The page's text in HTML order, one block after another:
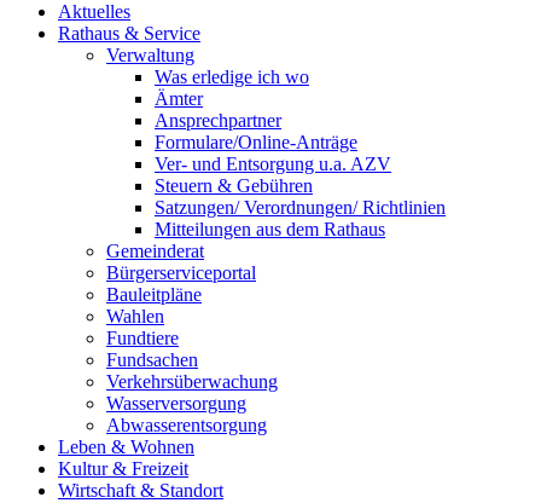
Aktuelles
Rathaus & Service
Verwaltung
Was erledige ich wo
Ämter
Ansprechpartner
Formulare/Online-Anträge
Ver- und Entsorgung u.a. AZV
Steuern & Gebühren
Satzungen/ Verordnungen/ Richtlinien
Mitteilungen aus dem Rathaus
Gemeinderat
Bürgerserviceportal
Bauleitpläne
Wahlen
Fundtiere
Fundsachen
Verkehrsüberwachung
Wasserversorgung
Abwasserentsorgung
Leben & Wohnen
Kultur & Freizeit
Wirtschaft & Standort